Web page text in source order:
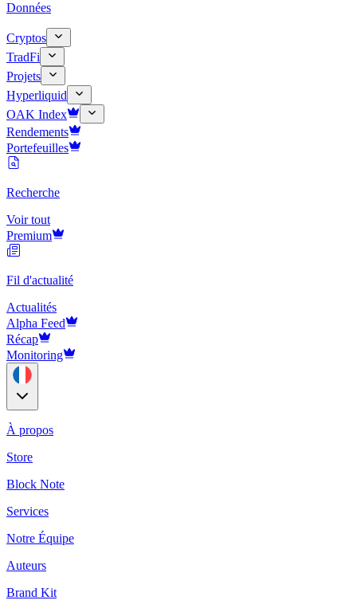
Données
Cryptos
TradFi
Projets
Hyperliquid
OAK Index
Rendements
Portefeuilles
Recherche
Voir tout
Premium
Fil d'actualité
Actualités
Alpha Feed
Récap
Monitoring
À propos
Store
Block Note
Services
Notre Équipe
Auteurs
Brand Kit